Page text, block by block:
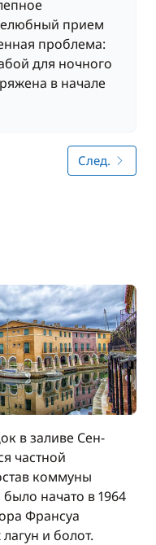
прием
проблема:
для ночного
в начале
След.
в заливе Сен-
частной
коммуны
начато в 1964
Франсуа
и болот.